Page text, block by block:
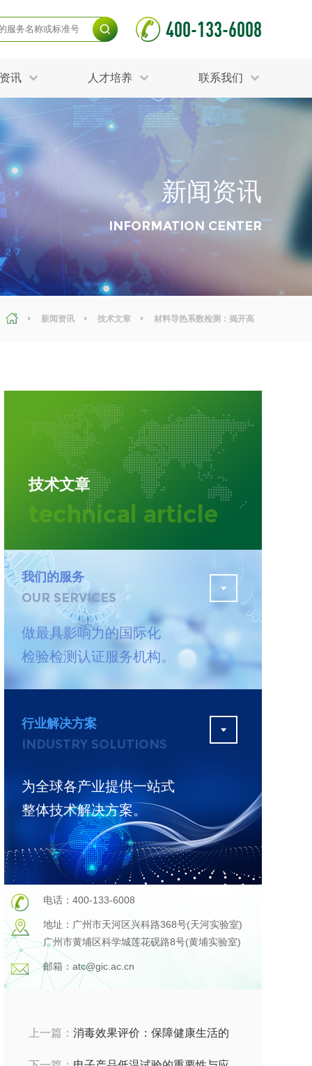
400-133-6008
讯 人才培养 联系我们
声环境与振动检测
危废鉴定
查 更多
更多
轨道交通变形监测
固废处理工程
更多
在线咨询
灭试验
品检测
析化验
害检测
地检测
品检测
生检测
食品安全检测
洁净度检测
化妆品检测
水资源检测
毒理检测
光伏检测
新闻资讯
INFORMATION CENTER
新闻资讯 技术文章 材料导热系数检测：揭开高
技术文章
technical article
我们的服务
OUR SERVICES
做最具影响力的国际化
检验检测认证服务机构。
行业解决方案
INDUSTRY SOLUTIONS
为全球各产业提供一站式
整体技术解决方案。
电话：400-133-6008
地址：广州市天河区兴科路368号(天河实验室)
广州市黄埔区科学城莲花砚路8号(黄埔实验室)
邮箱：atc@gic.ac.cn
上一篇： 消毒效果评价：保障健康生活的